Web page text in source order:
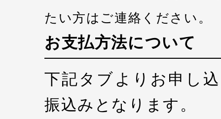
たい方はご連絡ください。
お支払方法について
下記タブよりお申し
振込みとなります。